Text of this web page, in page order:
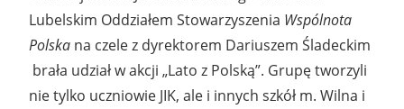
Lubelskim Oddziałem Stowarzyszenia Wspólnota
Polska na czele z dyrektorem Dariuszem Śladeckim
brała udział w akcji „Lato z Polską”. Grupę tworzyli
nie tylko uczniowie JIK, ale i innych szkół m. Wilna i